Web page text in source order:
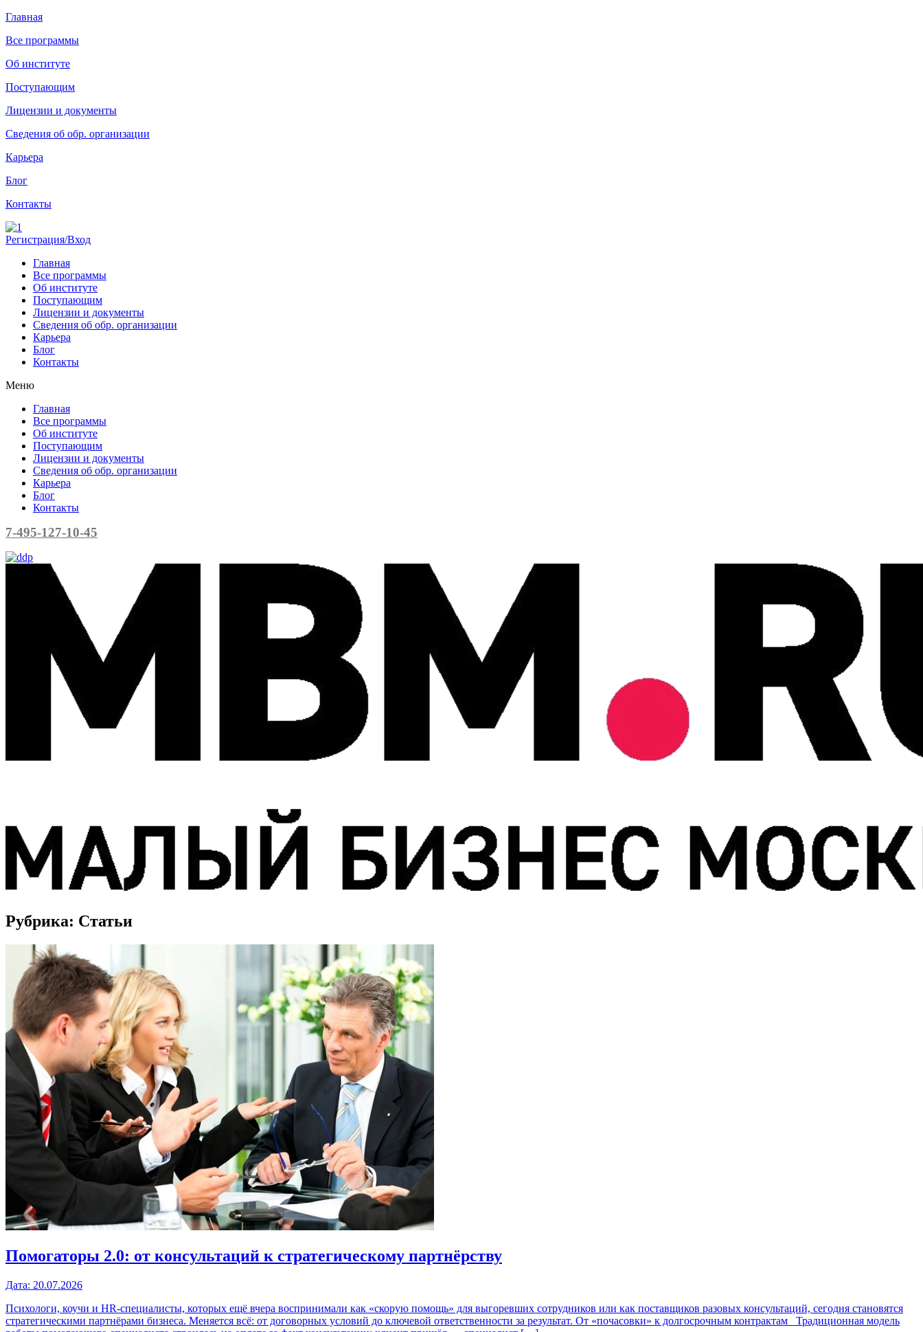
Главная
Все программы
Об институте
Поступающим
Лицензии и документы
Сведения об обр. организации
Карьера
Блог
Контакты
Регистрация/Вход
Главная
Все программы
Об институте
Поступающим
Лицензии и документы
Сведения об обр. организации
Карьера
Блог
Контакты
Меню
Главная
Все программы
Об институте
Поступающим
Лицензии и документы
Сведения об обр. организации
Карьера
Блог
Контакты
7-495-127-10-45
Рубрика: Статьи
Помогаторы 2.0: от консультаций к стратегическому партнёрству
Дата: 20.07.2026
Психологи, коучи и HR-специалисты, которых ещё вчера воспринимали как «скорую помощь» для выгоревших сотрудников или как поставщиков разовых консультаций, сегодня становятся
стратегическими партнёрами бизнеса. Меняется всё: от договорных условий до ключевой ответственности за результат. От «почасовки» к долгосрочным контрактам Традиционная модель